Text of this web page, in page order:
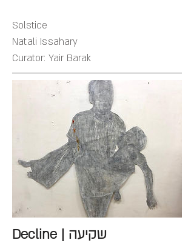
Solstice
Natali Issahary
Curator: Yair Barak
Decline | שקיעה